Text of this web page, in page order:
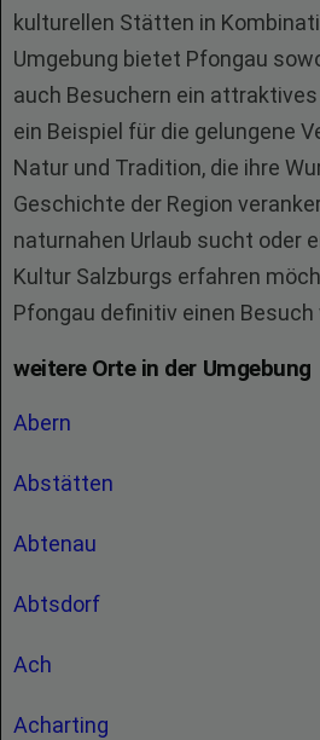
kulturellen Stätten in
Umgebung bietet Pfongau
auch Besuchern ein attraktives
ein Beispiel für die gelungene
Natur und Tradition, die ihre
Geschichte der Region
naturnahen Urlaub sucht oder
Kultur Salzburgs erfahren
Pfongau definitiv einen Besuch
weitere Orte in der Umgebung
Abern
Abstätten
Abtenau
Abtsdorf
Ach
Acharting